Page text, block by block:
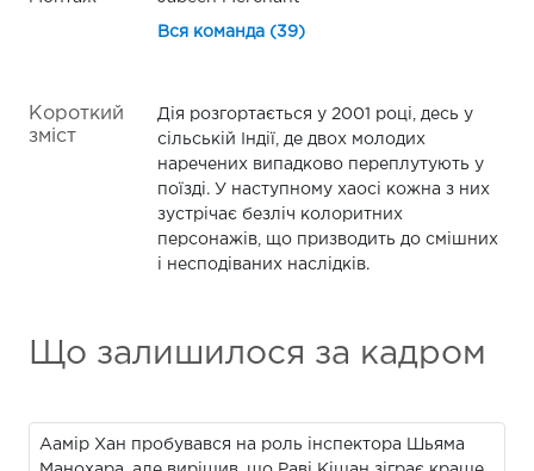
Вся команда (39)
Короткий
зміст
Дія розгортається у 2001 році, десь у
сільській Індії, де двох молодих
наречених випадково переплутують у
поїзді. У наступному хаосі кожна з них
зустрічає безліч колоритних
персонажів, що призводить до смішних
і несподіваних наслідків.
Що залишилося за кадром
Аамір Хан пробувався на роль інспектора Шьяма